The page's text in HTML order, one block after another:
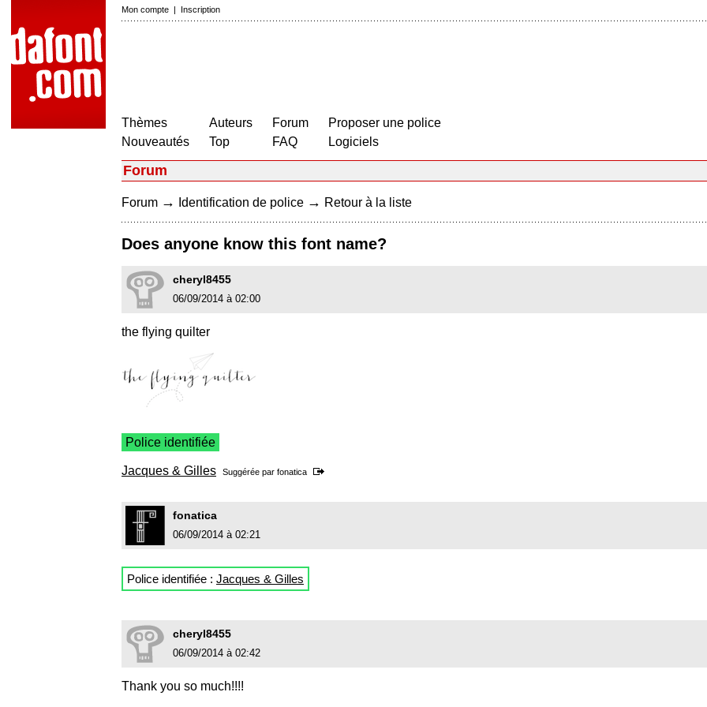
Mon compte | Inscription
Thèmes
Nouveautés
Auteurs
Top
Forum
FAQ
Proposer une police
Logiciels
Forum
Forum → Identification de police → Retour à la liste
Does anyone know this font name?
cheryl8455
06/09/2014 à 02:00
the flying quilter
Police identifiée
Jacques & Gilles Suggérée par fonatica
fonatica
06/09/2014 à 02:21
Police identifiée : Jacques & Gilles
cheryl8455
06/09/2014 à 02:42
Thank you so much!!!!